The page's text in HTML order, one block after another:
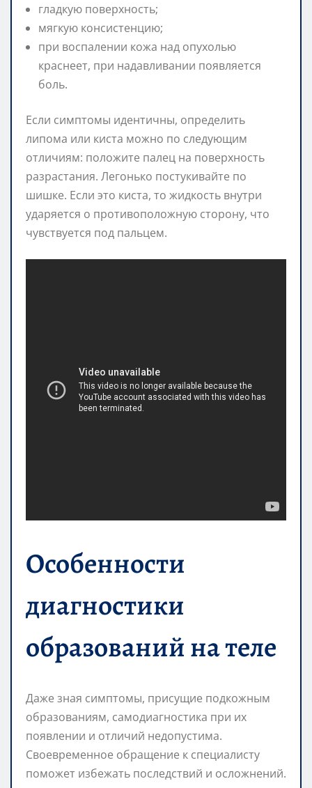
гладкую поверхность;
мягкую консистенцию;
при воспалении кожа над опухолью
краснеет, при надавливании появляется
боль.
Если симптомы идентичны, определить
липома или киста можно по следующим
отличиям: положите палец на поверхность
разрастания. Легонько постукивайте по
шишке. Если это киста, то жидкость внутри
ударяется о противоположную сторону, что
чувствуется под пальцем.
Особенности
диагностики
образований на теле
Даже зная симптомы, присущие подкожным
образованиям, самодиагностика при их
появлении и отличий недопустима.
Своевременное обращение к специалисту
поможет избежать последствий и осложнений.